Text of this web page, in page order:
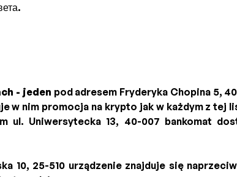
- jeden pod adresem Fryderyka Chopina 5,
w nim promocja na krypto jak w każdym z tej
ul. Uniwersytecka 13, 40-007 bankomat
10, 25-510 urządzenie znajduje się